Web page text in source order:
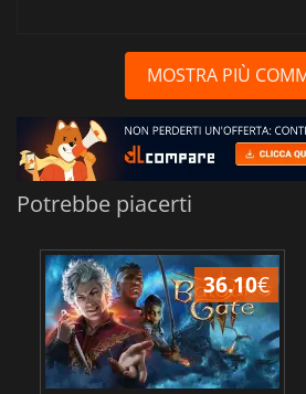
MOSTRA PIÙ
Potrebbe piacerti
36.10€